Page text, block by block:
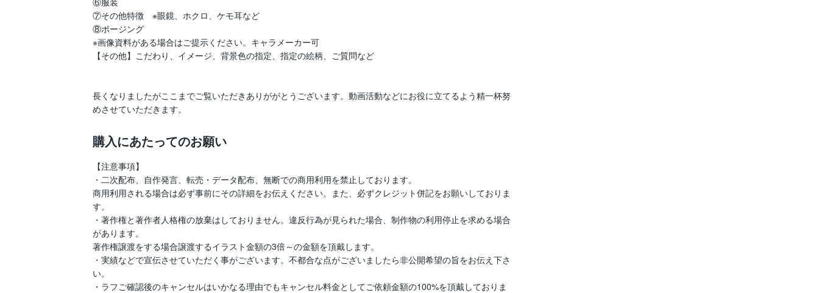
⑦その他特徴　※眼鏡、ホクロ、ケモ耳など
⑧ポージング
※画像資料がある場合はご提示ください。キャラメーカー可
【その他】こだわり、イメージ、背景色の指定、指定の絵柄、ご質問など
長くなりましたがここまでご覧いただきありががとうございます。動画活動などにお役に立てるよう精一杯努
めさせていただきます。
購入にあたってのお願い
【注意事項】
・二次配布、自作発言、転売・データ配布、無断での商用利用を禁止しております。
商用利用される場合は必ず事前にその詳細をお伝えください。また、必ずクレジット併記をお願いしておりま
す。
・著作権と著作者人格権の放棄はしておりません。違反行為が見られた場合、制作物の利用停止を求める場合
があります。
著作権譲渡をする場合譲渡するイラスト金額の3倍～の金額を頂戴します。
・実績などで宣伝させていただく事がございます。不都合な点がございましたら非公開希望の旨をお伝え下さ
い。
・ラフご確認後のキャンセルはいかなる理由でもキャンセル料金としてご依頼金額の100%を頂戴しておりま